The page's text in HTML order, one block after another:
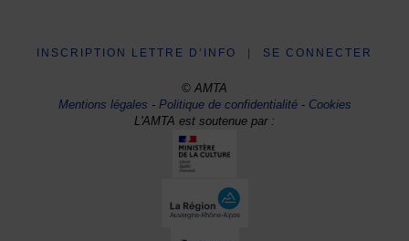
INSCRIPTION LETTRE D’INFO SE CONNECTER
© AMTA
Mentions légales -Politique de confidentialité- Cookies
L'AMTA est soutenue par :